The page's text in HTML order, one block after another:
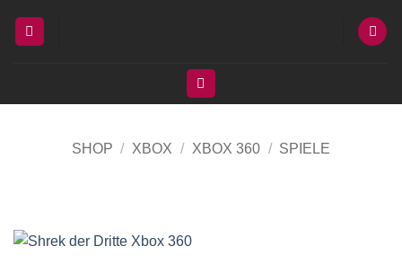
Inhalt
SHOP / XBOX / XBOX 360 / SPIELE